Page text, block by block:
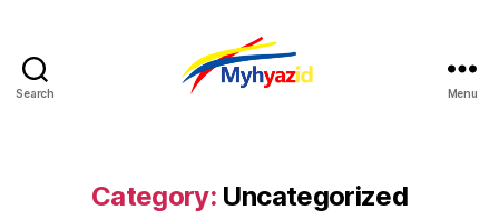
Search Menu
Category: Uncategorized